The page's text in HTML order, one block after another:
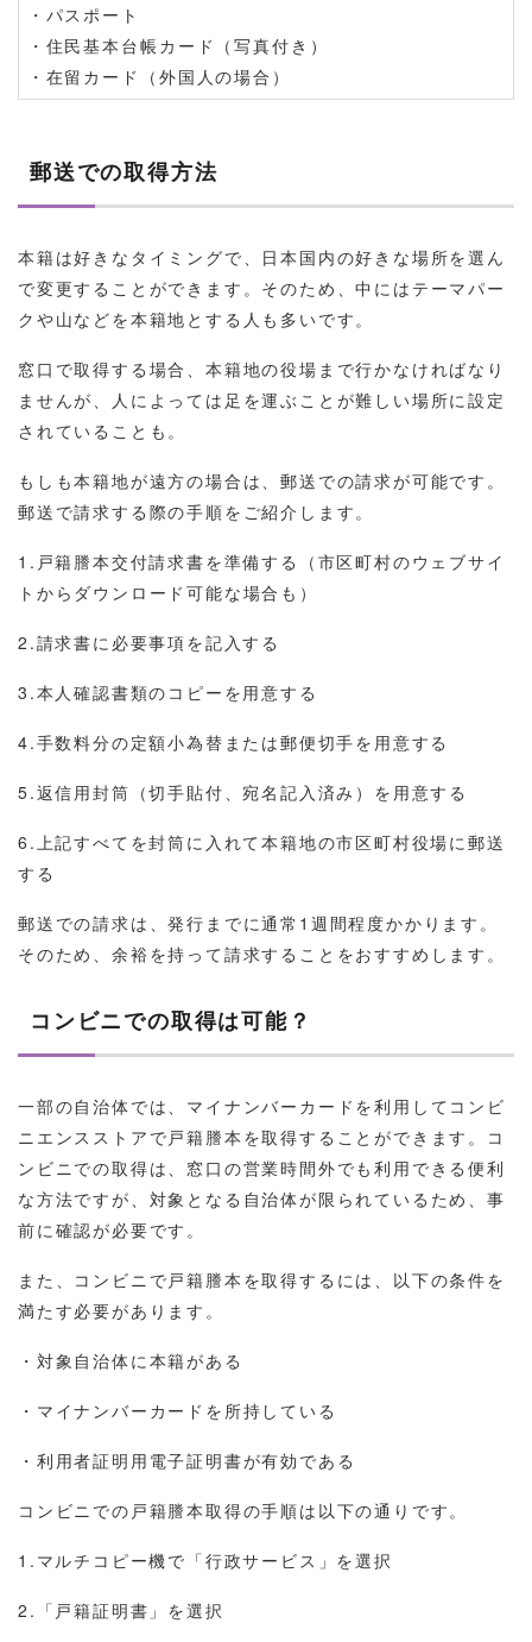
・パスポート
・住民基本台帳カード（写真付き）
・在留カード（外国人の場合）
郵送での取得方法
本籍は好きなタイミングで、日本国内の好きな場所を選ん
で変更することができます。そのため、中にはテーマパー
クや山などを本籍地とする人も多いです。
窓口で取得する場合、本籍地の役場まで行かなければなり
ませんが、人によっては足を運ぶことが難しい場所に設定
されていることも。
もしも本籍地が遠方の場合は、郵送での請求が可能です。
郵送で請求する際の手順をご紹介します。
1.戸籍謄本交付請求書を準備する（市区町村のウェブサイ
トからダウンロード可能な場合も）
2.請求書に必要事項を記入する
3.本人確認書類のコピーを用意する
4.手数料分の定額小為替または郵便切手を用意する
5.返信用封筒（切手貼付、宛名記入済み）を用意する
6.上記すべてを封筒に入れて本籍地の市区町村役場に郵送
する
郵送での請求は、発行までに通常1週間程度かかります。
そのため、余裕を持って請求することをおすすめします。
コンビニでの取得は可能？
一部の自治体では、マイナンバーカードを利用してコンビ
ニエンスストアで戸籍謄本を取得することができます。コ
ンビニでの取得は、窓口の営業時間外でも利用できる便利
な方法ですが、対象となる自治体が限られているため、事
前に確認が必要です。
また、コンビニで戸籍謄本を取得するには、以下の条件を
満たす必要があります。
・対象自治体に本籍がある
・マイナンバーカードを所持している
・利用者証明用電子証明書が有効である
コンビニでの戸籍謄本取得の手順は以下の通りです。
1.マルチコピー機で「行政サービス」を選択
2.「戸籍証明書」を選択